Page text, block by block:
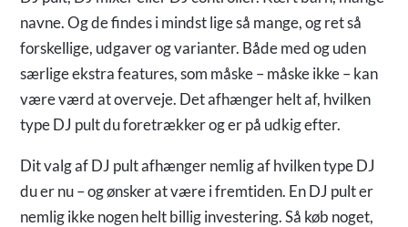
navne. Og de findes i mindst lige så mange, og ret så
forskellige, udgaver og varianter. Både med og uden
særlige ekstra features, som måske – måske ikke – kan
være værd at overveje. Det afhænger helt af, hvilken
type DJ pult du foretrækker og er på udkig efter.
Dit valg af DJ pult afhænger nemlig af hvilken type DJ
du er nu – og ønsker at være i fremtiden. En DJ pult er
nemlig ikke nogen helt billig investering. Så køb noget,